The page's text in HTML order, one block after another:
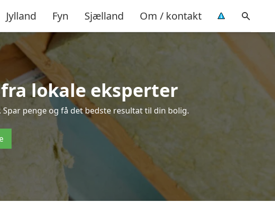
Jylland Fyn Sjælland Om / kontakt
lokale eksperter
penge og få det bedste resultat til din bolig.